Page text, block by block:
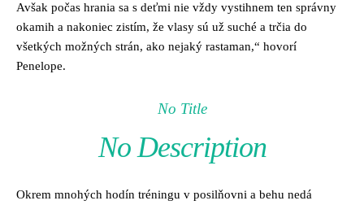
Avšak počas hrania sa s deťmi nie vždy vystihnem ten správny
okamih a nakoniec zistím, že vlasy sú už suché a trčia do
všetkých možných strán, ako nejaký rastaman,“ hovorí
Penelope.
No Title
No Description
Okrem mnohých hodín tréningu v posilňovni a behu nedá